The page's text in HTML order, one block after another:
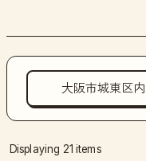
Displaying 21 items